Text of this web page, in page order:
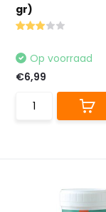
gr)
Op voorraad
€6,99